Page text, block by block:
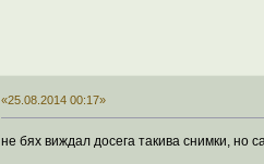
«25.08.2014 00:17»
не бях виждал досега такива снимки, но